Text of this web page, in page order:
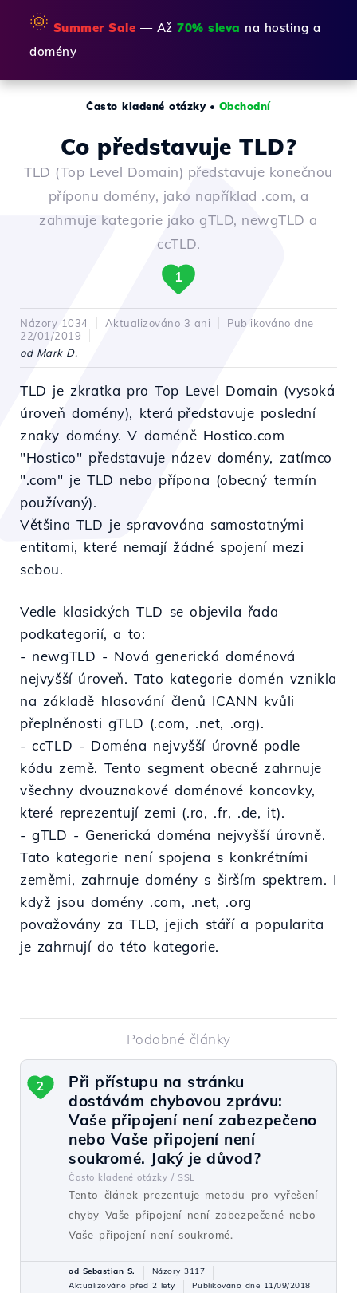
🌞 Summer Sale — Až 70% sleva na hosting a
domény
Často kladené otázky• Obchodní
Co představuje TLD?
TLD (Top Level Domain) představuje konečnou
příponu domény, jako například .com, a
zahrnuje kategorie jako gTLD, newgTLD a
ccTLD.
1
Názory 1034 Aktualizováno 3 ani
Publikováno dne
22/01/2019
od Mark D.
TLD je zkratka proTop Level Domain (vysoká
úroveň domény), která představuje poslední
znaky domény.V doméně Hostico.com
"Hostico" představuje název domény, zatímco
".com" je TLD nebo přípona (obecný termín
používaný).
Většina TLD je spravována samostatnými
entitami, které nemajížádné spojení mezi
sebou.
Vedle klasických TLD se objevila řada
podkategorií, a to:
- newgTLD - Nová generická doménová
nejvyšší úroveň. Tato kategorie domén vznikla
na základě hlasování členů ICANN kvůli
přeplněnosti gTLD (.com, .net, .org).
- ccTLD - Doména nejvyšší úrovně podle
kódu země. Tento segment obecně zahrnuje
všechny dvouznakové doménové koncovky,
které reprezentují zemi (.ro, .fr, .de, it).
- gTLD - Generická doména nejvyšší úrovně.
Tato kategorie není spojena s konkrétními
zeměmi, zahrnuje domény s širším spektrem. I
když jsou domény .com, .net, .org
považovány za TLD, jejich stáří a popularita
je zahrnují do této kategorie.
Podobné články
Při přístupu na stránku
dostávám chybovou zprávu:
Vaše připojení není zabezpečeno
nebo Vaše připojení není
soukromé. Jaký je důvod?
Často kladené otázky / SSL
Tento článek prezentuje metodu pro vyřešení
chyby Vaše připojení není zabezpečené nebo
Vaše připojení není soukromé.
2
od Sebastian S.
Názory 3117
Aktualizováno před 2 lety
Publikováno dne 11/09/2018